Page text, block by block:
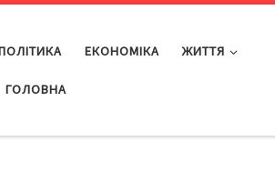
ЕКОНОМІКА ЖИТТЯ
ГОЛОВНА